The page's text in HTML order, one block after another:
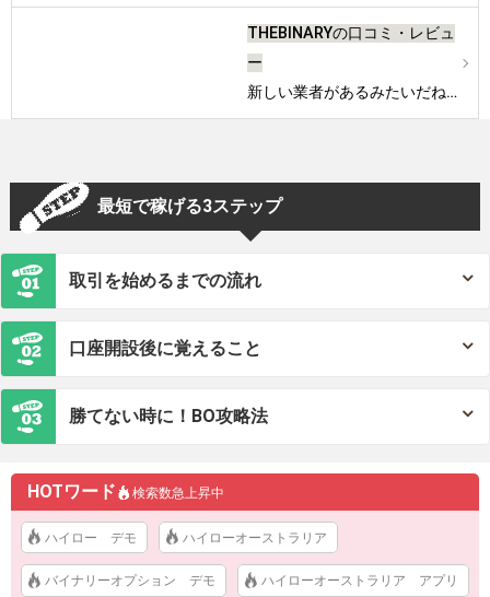
THEBINARYの口コミ・レビュ
ー
新しい業者があるみたいだね…
最短で稼げる3ステップ
取引を始めるまでの流れ
口座開設後に覚えること
勝てない時に！BO攻略法
HOTワード 検索数急上昇中
ハイロー デモ ハイローオーストラリア
バイナリーオプション デモ ハイローオーストラリア アプリ